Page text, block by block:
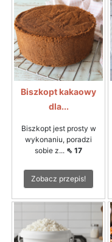
Biszkopt kakaowy
dla...
Biszkopt jest prosty w
wykonaniu, poradzi
sobie z... ⇖ 17
Zobacz przepis!